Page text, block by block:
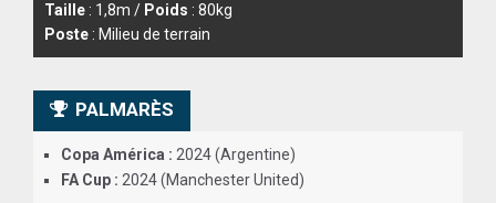
LIGUE 2
COUPE DE FRANCE
COUPE DE LA LIGUE
Taille : 1,8m / Poids : 80kg
Poste : Milieu de terrain
PALMARÈS
Copa América : 2024 (Argentine)
FA Cup : 2024 (Manchester United)